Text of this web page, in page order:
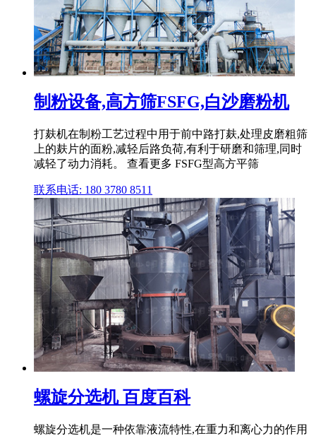
制粉设备,高方筛FSFG,白沙磨粉机
打麸机在制粉工艺过程中用于前中路打麸,处理皮磨粗筛
上的麸片的面粉,减轻后路负荷,有利于研磨和筛理,同时
减轻了动力消耗。 查看更多 FSFG型高方平筛
联系电话: 180 3780 8511
螺旋分选机 百度百科
螺旋分选机是一种依靠液流特性,在重力和离心力的作用